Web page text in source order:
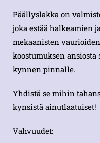
Päällyslakka on
joka estää halkeamien
mekaanisten
koostumuksen
kynnen pinnalle.
Yhdistä se mihin
kynsistä ainutlaatuiset!
Vahvuudet: